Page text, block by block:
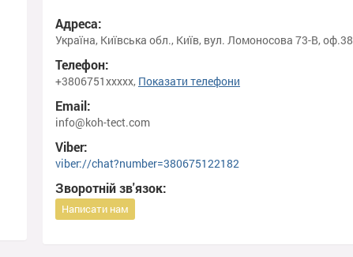
Адреса:
Україна, Київська обл., Київ, вул. Ломоносова 73-В, оф.38
Телефон:
+3806751xxxxx, Показати телефони
Email:
info@koh-tect.com
Viber:
viber://chat?number=380675122182
Зворотній зв'язок:
Написати нам